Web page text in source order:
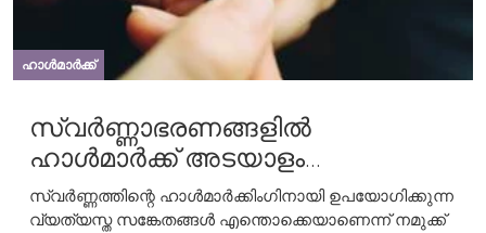
ഹാൾമാർക്ക്
സ്വർണ്ണാഭരണങ്ങളിൽ
ഹാൾമാർക്ക് അടയാളം
പതിക്കുന്നത് എങ്ങനെ?
സ്വർണ്ണത്തിന്റെ ഹാൾമാർക്കിംഗിനായി ഉപയോഗിക്കുന്ന
വ്യത്യസ്ത സങ്കേതങ്ങൾ എന്തൊക്കെയാണെന്ന് നമുക്ക്